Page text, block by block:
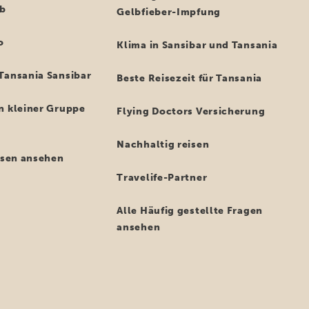
Sansibar
kleiner Gruppe
ansehen
Gelbfieber-Impfung
Klima in Sansibar und Tansania
Beste Reisezeit für Tansania
Flying Doctors Versicherung
Nachhaltig reisen
Travelife-Partner
Alle Häufig gestellte Fragen
ansehen